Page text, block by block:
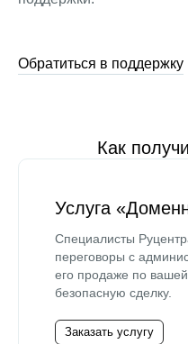
Обратиться в поддержку
Как
Услуга
Специалисты
переговоры с
его продаже по
безопасную сделку.
Заказать услугу